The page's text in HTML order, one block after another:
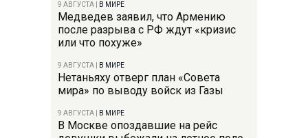
9 АВГУСТА В МИРЕ
Медведев заявил, что Армению
после разрыва с РФ ждут «кризис
или что похуже»
9 АВГУСТА В МИРЕ
Нетаньяху отверг план «Совета
мира» по выводу войск из Газы
9 АВГУСТА В МИРЕ
В Москве опоздавшие на рейс